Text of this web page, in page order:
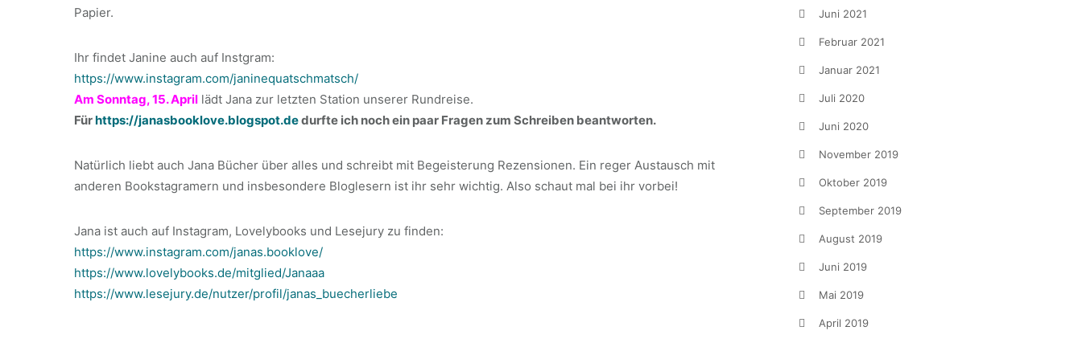
Papier.
Ihr findet Janine auch auf Instgram:
https://www.instagram.com/janinequatschmatsch/
Am Sonntag, 15. April lädt Jana zur letzten Station unserer Rundreise.
Fürhttps://janasbooklove.blogspot.dedurfte ich noch ein paar Fragen zum Schreiben beantworten.
Natürlich liebt auch Jana Bücher über alles und schreibt mit Begeisterung Rezensionen. Ein reger Austausch mit
anderen Bookstagramern und insbesondere Bloglesern ist ihr sehr wichtig. Also schaut mal bei ihr vorbei!
Jana ist auch auf Instagram, Lovelybooks und Lesejury zu finden:
https://www.instagram.com/janas.booklove/
https://www.lovelybooks.de/mitglied/Janaaa
https://www.lesejury.de/nutzer/profil/janas_buecherliebe
Juni 2021
Februar 2021
Januar 2021
Juli 2020
Juni 2020
November 2019
Oktober 2019
September 2019
August 2019
Juni 2019
Mai 2019
April 2019